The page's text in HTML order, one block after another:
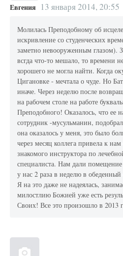
Евгения 13 января 2014, 20:55
Молилась Преподобному об
искривление со студенческих
заметно невооруженным глазом).
всгда что-то мешало, то времени
хорошего не могла найти. Когда
Цигановке - мечтала о чуде. Но
иначе. Через неделю после
на рабочем столе на работе
Преподобного! Оказалось, что ее
сотрудник -мусульманин,
она оказалось у меня, это было
через месяц коллега привела к
знакомого инструктора по
специалиста. Нам дали помещение
у нас 2 раза в неделю в
Я на это даже не надеялась,
милостлию Божией уже есть
Своих! Все это произошло в 2013